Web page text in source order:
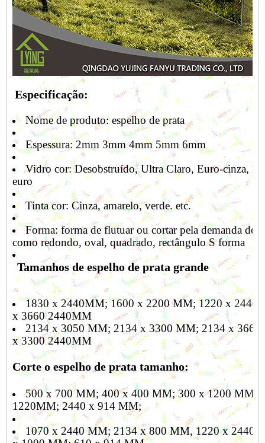
Especificação:
Nome de produto:espelho de prata
Espessura: 2mm 3mm 4mm 5mm 6mm
Vidro cor: Desobstruído, Ultra Claro, Euro-cinza,
euro
Tinta cor: Cinza, amarelo, verde.etc.
Forma: forma de flutuar ou cortar pela demanda do
como redondo, oval, quadrado, rectângulo S forma
Tamanhos de espelho de prata grande
1830 x 2440MM; 1600 x 2200 MM; 1220 x 2440
x 3660 2440MM
2134 x 3050 MM; 2134 x 3300 MM; 2134 x
x 3300 2440MM
Corte o espelho de prata tamanho:
500 x 700 MM; 400 x 400 MM; 300 x 1200 MM;
1220MM; 2440 x 914 MM;
1070 x 2440 MM; 2134 x 800 MM, 1220 x 2440